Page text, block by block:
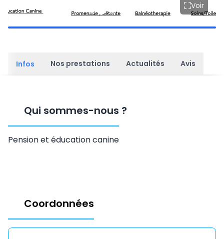
Voir
Infos Nos prestations Actualités Avis
Qui sommes-nous ?
Pension et éducation canine
Coordonnées